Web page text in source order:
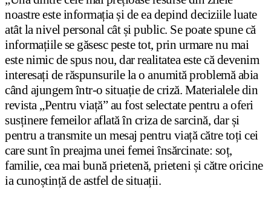
noastre este informația și de ea depind deciziile luate
atât la nivel personal cât și public. Se poate spune că
informațiile se găsesc peste tot, prin urmare nu mai
este nimic de spus nou, dar realitatea este că devenim
interesați de răspunsurile la o anumită problemă abia
când ajungem într-o situație de criză. Materialele din
revista „Pentru viață” au fost selectate pentru a oferi
susținere femeilor aflată în criza de sarcină, dar și
pentru a transmite un mesaj pentru viață către toți cei
care sunt în preajma unei femei însărcinate: soț,
familie, cea mai bună prietenă, prieteni și către oricine
ia cunoștință de astfel de situații.